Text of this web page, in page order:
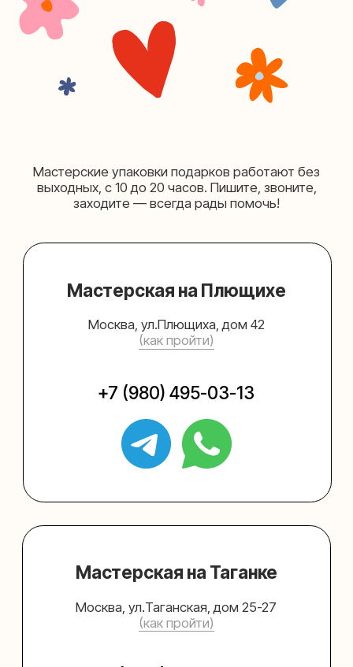
Sospeso wrap
О нас
Упаковать подарок
В личный кабинет